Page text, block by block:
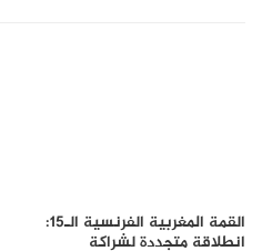
القمة المغربية الفرنسية الـ15:
انطلاقة متجددة لشراكة